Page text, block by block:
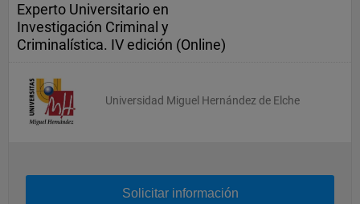
Experto Universitario en
Investigación Criminal y
Criminalística. IV edición (Online)
Universidad Miguel Hernández de Elche
Solicitar información